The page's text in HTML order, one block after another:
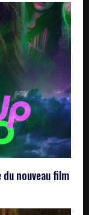
nouveau film